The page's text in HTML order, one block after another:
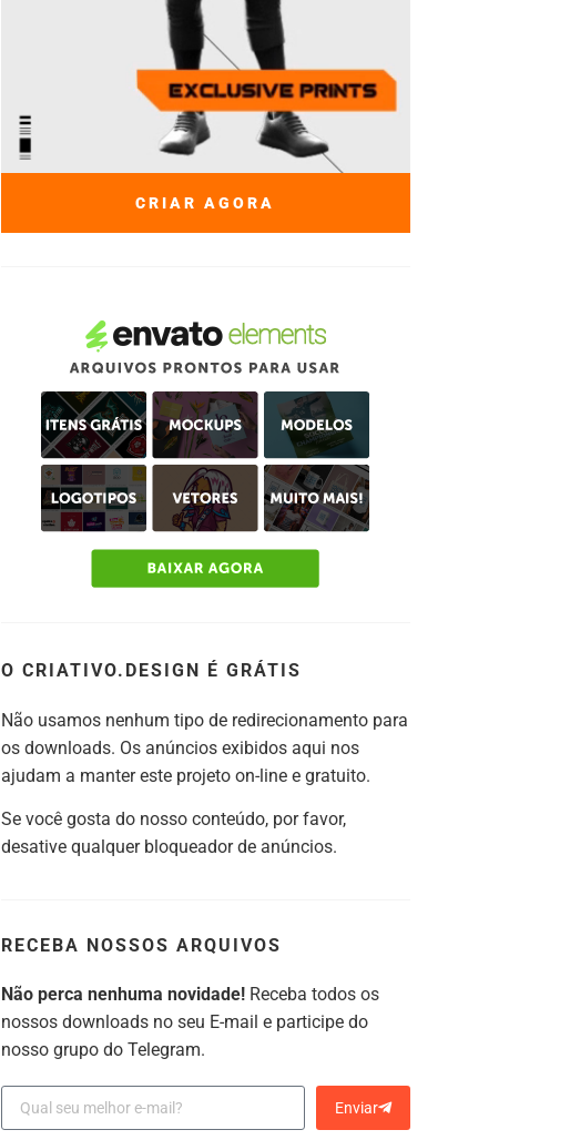
CRIAR AGORA
O CRIATIVO.DESIGN É GRÁTIS
Não usamos nenhum tipo de redirecionamento para
os downloads. Os anúncios exibidos aqui nos
ajudam a manter este projeto on-line e gratuito.
Se você gosta do nosso conteúdo, por favor,
desative qualquer bloqueador de anúncios.
RECEBA NOSSOS ARQUIVOS
Não perca nenhuma novidade!Receba todos os
nossos downloads no seu E-mail e participe do
nosso grupo do Telegram.
Enviar